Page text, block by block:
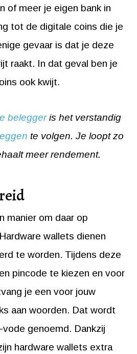
of meer je eigen bank in
tot de digitale coins die je
gevaar is dat je deze
raakt. In dat geval ben je
ook kwijt.
beleggeris het verstandig
te volgen. Je loopt zo
meer rendement.
manier om daar op
wallets dienen
te worden. Tijdens deze
pincode te kiezen en voor
je een voor jouw
aan woorden. Dat wordt
genoemd. Dankzij
hardware wallets extra